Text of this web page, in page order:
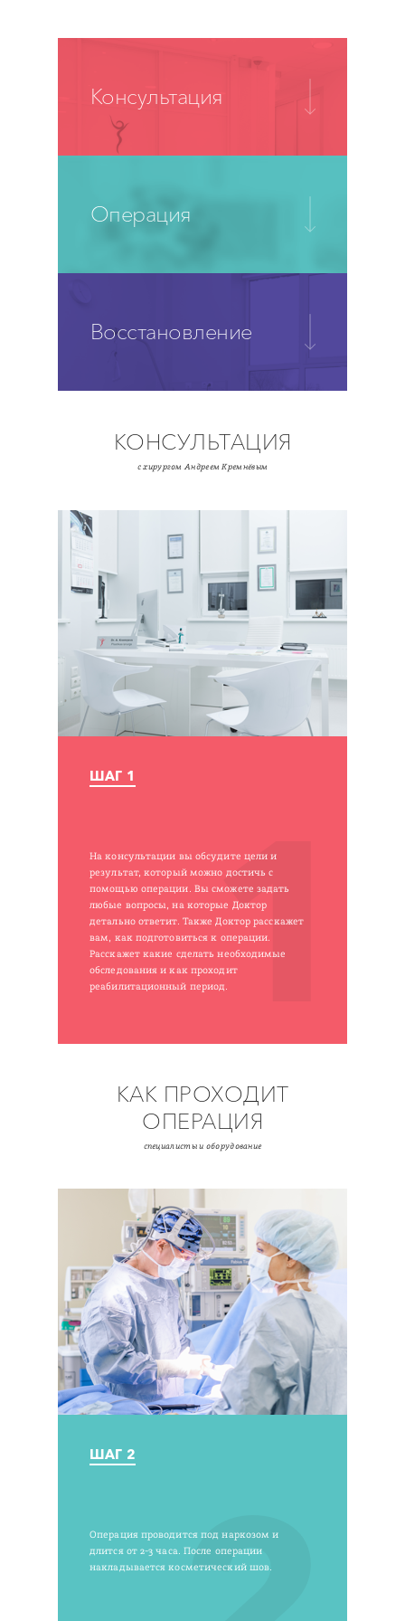
Консультация
Операция
Восстановление
КОНСУЛЬТАЦИЯ
с хирургом Андреем Кремнёвым
ШАГ 1
На консультации вы обсудите цели и
результат, который можно достичь с
помощью операции. Вы сможете задать
любые вопросы, на которые Доктор
детально ответит. Также Доктор расскажет
вам, как подготовиться к операции.
Расскажет какие сделать необходимые
обследования и как проходит
реабилитационный период.1
КАК ПРОХОДИТ
ОПЕРАЦИЯ
специалисты и оборудование
ШАГ 2
Операция проводится под наркозом и
длится от 2-3 часа. После операции
накладывается косметический шов.